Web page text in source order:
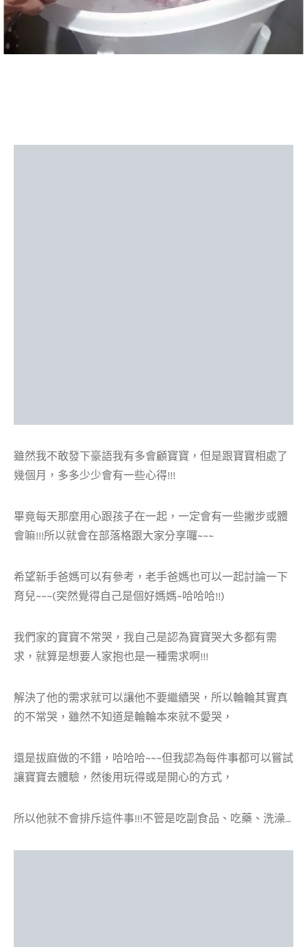
雖然我不敢發下豪語我有多會顧寶寶，但是跟寶寶相處了
幾個月，多多少少會有一些心得!!!
畢竟每天那麼用心跟孩子在一起，一定會有一些撇步或體
會嘛!!!所以就會在部落格跟大家分享囉~~~
希望新手爸媽可以有參考，老手爸媽也可以一起討論一下
育兒~~~(突然覺得自己是個好媽媽~哈哈哈!!)
我們家的寶寶不常哭，我自己是認為寶寶哭大多都有需
求，就算是想要人家抱也是一種需求啊!!!
解決了他的需求就可以讓他不要繼續哭，所以輪輪其實真
的不常哭，雖然不知道是輪輪本來就不愛哭，
還是拔麻做的不錯，哈哈哈~~~但我認為每件事都可以嘗試
讓寶寶去體驗，然後用玩得或是開心的方式，
所以他就不會排斥這件事!!!不管是吃副食品、吃藥、洗澡…